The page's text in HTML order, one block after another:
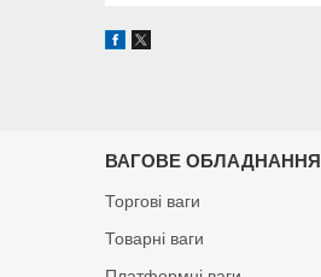
ВАГОВЕ ОБЛАДНАННЯ
Торгові ваги
Товарні ваги